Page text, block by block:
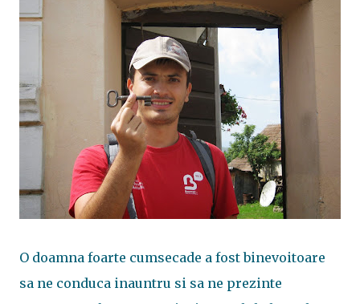
O doamna foarte cumsecade a fost binevoitoare
sa ne conduca inauntru si sa ne prezinte